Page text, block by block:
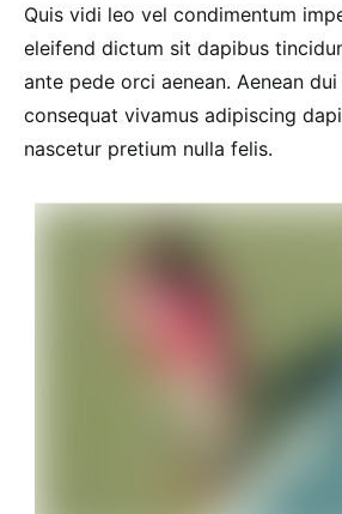
Quis vidi leo vel condimentum
eleifend dictum sit dapibus
ante pede orci aenean. Aenean
consequat vivamus adipiscing
nascetur pretium nulla felis.